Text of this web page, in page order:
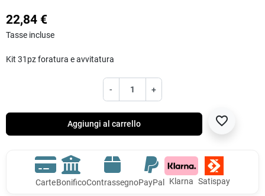
22,84 €
Tasse incluse
Kit 31pz foratura e avvitatura
- +
Aggiungi al carrello favorite_border
CarteBonificoContrassegnoPayPal Klarna Satispay